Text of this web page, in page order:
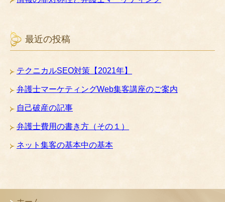
最近の投稿
テクニカルSEO対策【2021年】
弁護士マーケティングWeb集客講座のご案内
自己破産の記事
弁護士費用の書き方（その１）
ネット集客の基本中の基本